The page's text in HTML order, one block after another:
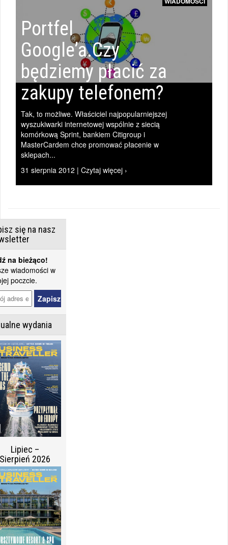
Portfel
Google’a.Czy
będziemy płacić za
zakupy telefonem?
Tak, to możliwe. Właściciel najpopularniejszej
wyszukiwarki internetowej wspólnie z siecią
komórkową Sprint, bankiem Citigroup i
MasterCardem chce promować płacenie w
sklepach...
31 sierpnia 2012 | Czytaj więcej ›
się na nasz
na bieżąco!
wiadomości w
poczcie.
wydania
Lipiec –
2026